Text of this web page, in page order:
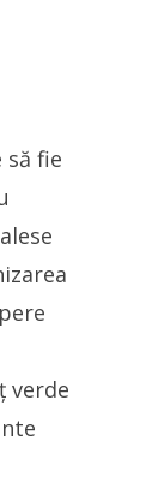
fie
verde